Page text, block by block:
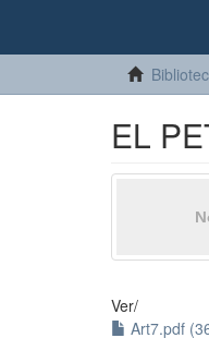
EL
Ver/
Art7.pdf